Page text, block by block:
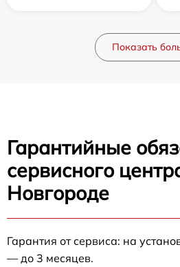
Показать
Гарантийные
сервисного
Новгороде
Гарантия от сервиса: на
— до 3 месяцев.